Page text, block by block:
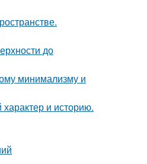
до
минимализму и
и историю.